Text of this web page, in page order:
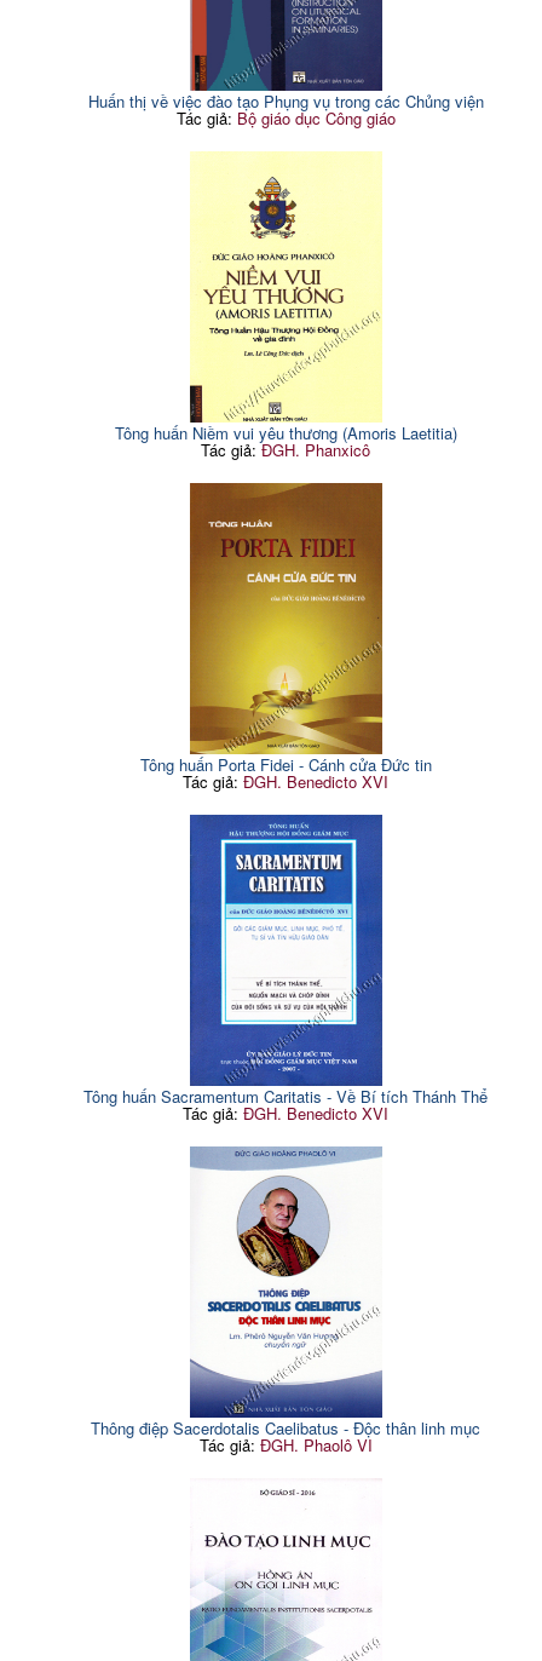
Huấn thị về việc đào tạo Phụng vụ trong các Chủng viện
Tác giả: Bộ giáo dục Công giáo
Tông huấn Niềm vui yêu thương (Amoris Laetitia)
Tác giả:ĐGH. Phanxicô
Tông huấn Porta Fidei - Cánh cửa Đức tin
Tác giả:ĐGH. Benedicto XVI
Tông huấn Sacramentum Caritatis - Về Bí tích Thánh Thể
Tác giả:ĐGH. Benedicto XVI
Thông điệp Sacerdotalis Caelibatus - Độc thân linh mục
Tác giả: ĐGH. Phaolô VI